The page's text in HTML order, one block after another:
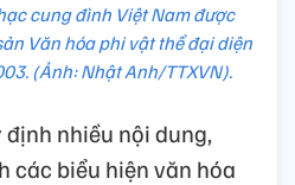
cung đình Việt Nam được
Văn hóa phi vật thể đại diện
(Ảnh: Nhật Anh/TTXVN).
nhiều nội dung,
các biểu hiện văn hóa